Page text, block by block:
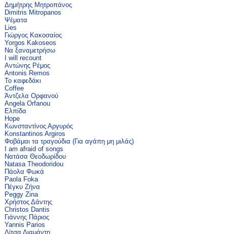
Δημήτρης Μητροπάνος
Dimitris Mitropanos
Ψέματα
Lies
Γιώργος Κακοσαίος
Yorgos Kakoseos
Να ξαναμετρήσω
I will recount
Αντώνης Ρέμος
Antonis Remos
Το καφεδάκι
Coffee
Άντζελα Ορφανού
Angela Orfanou
Ελπίδα
Hope
Κωνσταντίνος Αργυρός
Konstantinos Argiros
Φοβάμαι τα τραγούδια (Για αγάπη μη μιλάς)
I am afraid of songs
Νατάσα Θεοδωρίδου
Natasa Theodoridou
Πάολα Φωκά
Paola Foka
Πέγκυ Ζήνα
Peggy Zina
Χρήστος Δάντης
Christos Dantis
Γιάννης Πάριος
Yannis Parios
Λίτσα Διαμάντη